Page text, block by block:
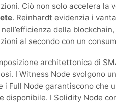
Ciò non solo accelera la
. Reinhardt evidenzia i
della
al secondo con un
architettonica di
I Witness Node svolgono
i Full Node garantiscono che
disponibile. I Solidity Node